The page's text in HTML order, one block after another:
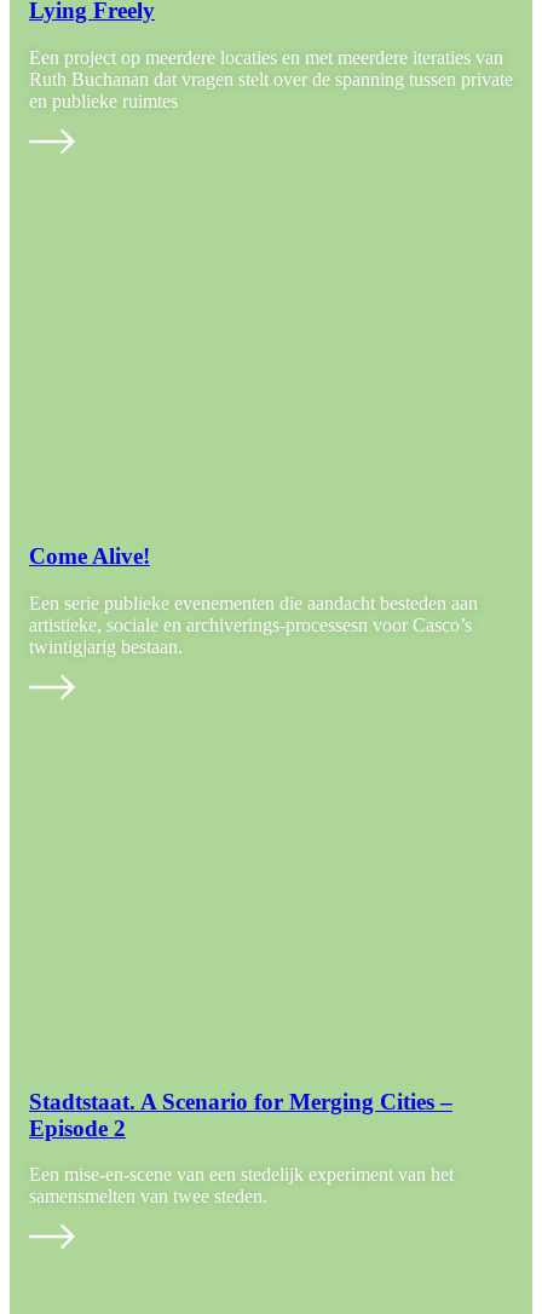
Lying Freely
Een project op meerdere locaties en met meerdere iteraties van
Ruth Buchanan dat vragen stelt over de spanning tussen private
en publieke ruimtes
Come Alive!
Een serie publieke evenementen die aandacht besteden aan
artistieke, sociale en archiverings-processesn voor Casco’s
twintigjarig bestaan.
Stadtstaat. A Scenario for Merging Cities –
Episode 2
Een mise-en-scene van een stedelijk experiment van het
samensmelten van twee steden.